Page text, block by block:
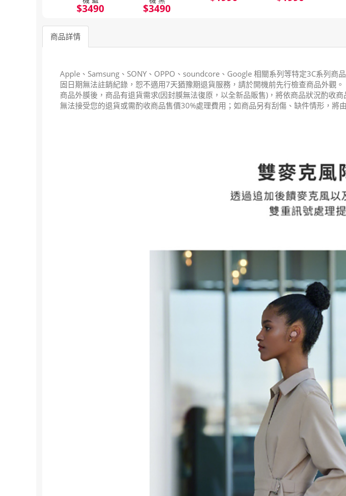
$3490 $3490
商品詳情
Apple、Samsung、SONY、OPPO、soundcore、Google 相關系列等特定3C系列商
固日期無法註銷紀錄，恕不適用7天猶豫期退貨服務，請於開機前先行檢查商品外觀
商品外膜後，商品有退貨需求(因封膜無法復原，以全新品販售)，將依商品狀況酌收
無法接受您的退貨或需酌收商品售價30%處理費用；如商品另有刮傷、缺件情形，將